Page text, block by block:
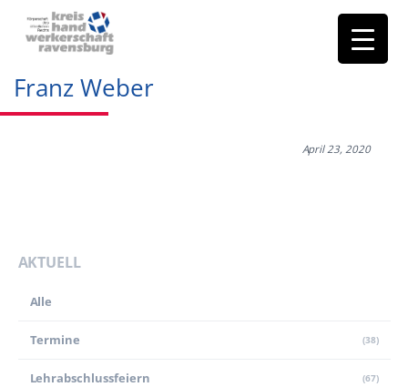
Franz Weber
April 23, 2020
AKTUELL
Alle
Termine (38)
Lehr­abschluss­feiern (67)